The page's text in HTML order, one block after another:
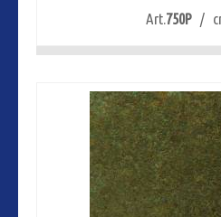
Art.750P/